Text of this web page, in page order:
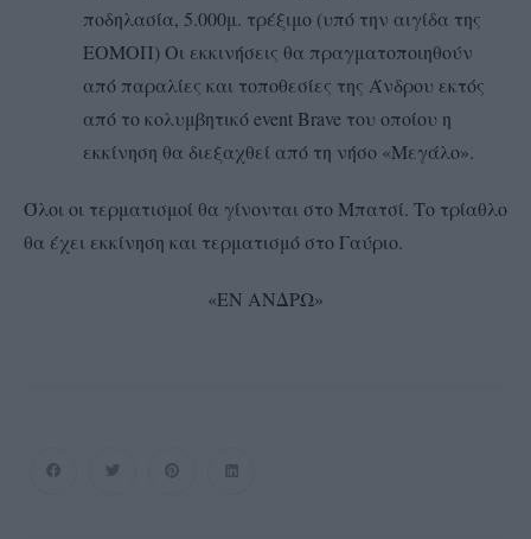
ποδηλασία, 5.000μ. τρέξιμο (υπό την αιγίδα της
ΕΟΜΟΠ) Οι εκκινήσεις θα πραγματοποιηθούν
από παραλίες και τοποθεσίες της Άνδρου εκτός
από το κολυμβητικό event Brave του οποίου η
εκκίνηση θα διεξαχθεί από τη νήσο «Μεγάλο».
Όλοι οι τερματισμοί θα γίνονται στο Μπατσί. Το τρίαθλο
θα έχει εκκίνηση και τερματισμό στο Γαύριο.
«ΕΝ ΑΝΔΡΩ»